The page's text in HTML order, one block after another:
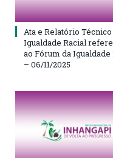
Ata e Relatório Técnico
Igualdade Racial
ao Fórum da Igualdade
– 06/11/2025